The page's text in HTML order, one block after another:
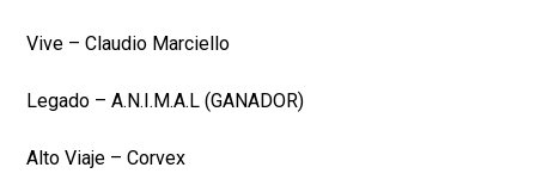
Vive – Claudio Marciello
Legado – A.N.I.M.A.L (GANADOR)
Alto Viaje – Corvex